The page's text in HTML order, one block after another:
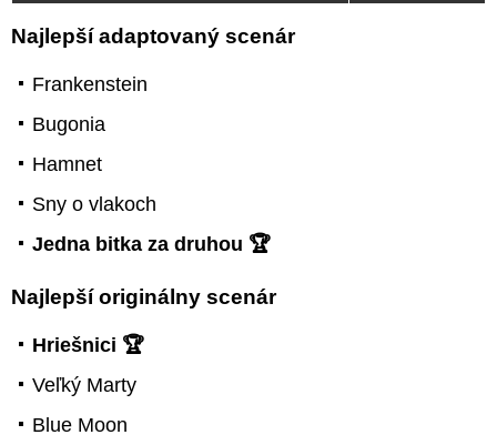
Najlepší adaptovaný scenár
Frankenstein
Bugonia
Hamnet
Sny o vlakoch
Jedna bitka za druhou 🏆
Najlepší originálny scenár
Hriešnici 🏆
Veľký Marty
Blue Moon